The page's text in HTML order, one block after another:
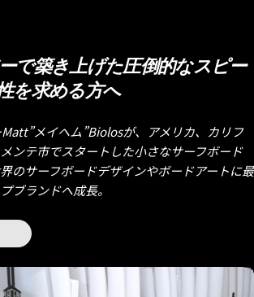
で築き上げた圧倒的なスピー
を求める方へ
メイヘム”Biolosが、アメリカ、カリフ
ンテ市でスタートした小さなサーフボード
のサーフボードデザインやボードアートに最
ブランドへ成長。